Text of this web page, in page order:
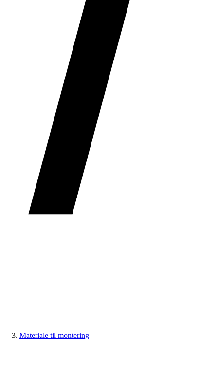
Materiale til montering